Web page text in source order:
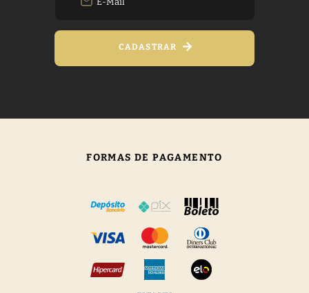
CADASTRAR
FORMAS DE PAGAMENTO